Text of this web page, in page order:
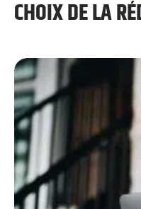
CHOIX DE LA